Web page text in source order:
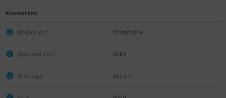
Kenmerken
Product soort Trampoline
Speelgoed merk Salta
Afmetingen 251 cm